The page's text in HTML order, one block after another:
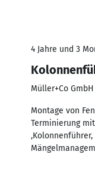
4 Jahre und 3
Müller+Co GmbH
Montage von
Terminierung